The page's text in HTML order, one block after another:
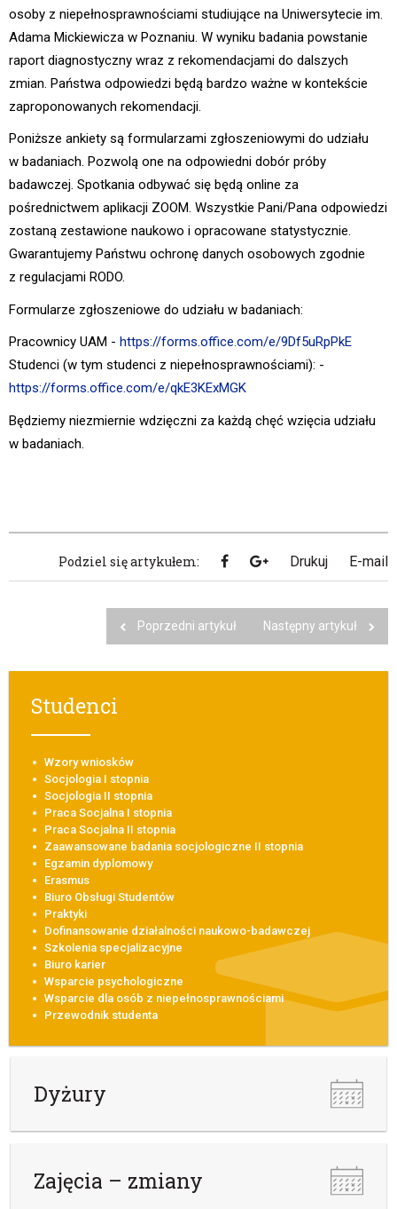
osoby z niepełnosprawnościami studiujące na Uniwersytecie im.
Adama Mickiewicza w Poznaniu. W wyniku badania powstanie
raport diagnostyczny wraz z rekomendacjami do dalszych
zmian. Państwa odpowiedzi będą bardzo ważne w kontekście
zaproponowanych rekomendacji.
Poniższe ankiety są formularzami zgłoszeniowymi do udziału
w badaniach. Pozwolą one na odpowiedni dobór próby
badawczej. Spotkania odbywać się będą online za
pośrednictwem aplikacji ZOOM. Wszystkie Pani/Pana odpowiedzi
zostaną zestawione naukowo i opracowane statystycznie.
Gwarantujemy Państwu ochronę danych osobowych zgodnie
z regulacjami RODO.
Formularze zgłoszeniowe do udziału w badaniach:
Pracownicy UAM - https://forms.office.com/e/9Df5uRpPkE
Studenci (w tym studenci z niepełnosprawnościami): -
https://forms.office.com/e/qkE3KExMGK
Będziemy niezmiernie wdzięczni za każdą chęć wzięcia udziału
w badaniach.
Podziel się artykułem: Drukuj E-mail
Poprzedni artykuł Następny artykuł
Studenci
Wzory wniosków
Socjologia I stopnia
Socjologia II stopnia
Praca Socjalna I stopnia
Praca Socjalna II stopnia
Zaawansowane badania socjologiczne II stopnia
Egzamin dyplomowy
Erasmus
Biuro Obsługi Studentów
Praktyki
Dofinansowanie działalności naukowo-badawczej
Szkolenia specjalizacyjne
Biuro karier
Wsparcie psychologiczne
Wsparcie dla osób z niepełnosprawnościami
Przewodnik studenta
Dyżury
Zajęcia – zmiany